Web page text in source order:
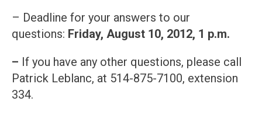
– Deadline for your answers to our
questions: Friday, August 10, 2012, 1 p.m.
– If you have any other questions, please call
Patrick Leblanc, at 514-875-7100, extension
334.